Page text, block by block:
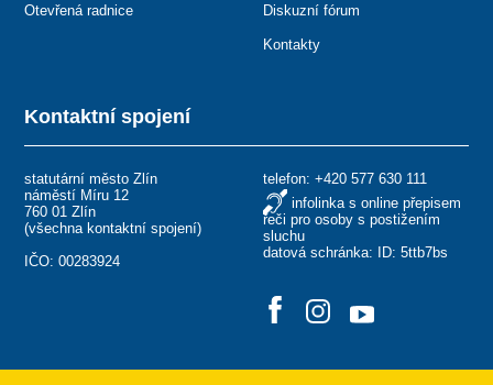
Kontaktní spojení
statutární město Zlín
náměstí Míru 12
760 01 Zlín
(všechna kontaktní spojení)
IČO: 00283924
telefon: +420 577 630 111
infolinka s online přepisem
řeči pro osoby s postižením
sluchu
datová schránka: ID: 5ttb7bs
Otevřená radnice Diskuzní fórum
Kontakty